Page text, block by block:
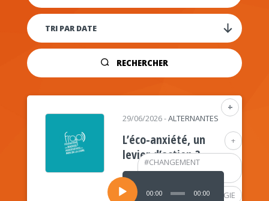
RECHERCHER
+
+
#CHANGEMENT
CLIMATIQUE
#PSYCHOLOGIE
29/06/2026-ALTERNANTES
L’éco-anxiété, un
levier d’action ?
Lecteur
audio
00:00 00:00